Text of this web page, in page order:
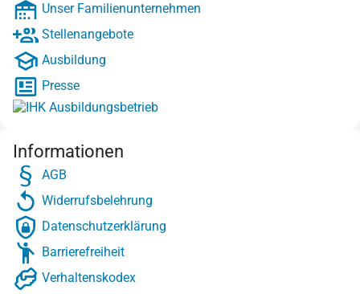
Unser Familienunternehmen
Stellenangebote
Ausbildung
Presse
Informationen
AGB
Widerrufsbelehrung
Datenschutzerklärung
Barrierefreiheit
Verhaltenskodex